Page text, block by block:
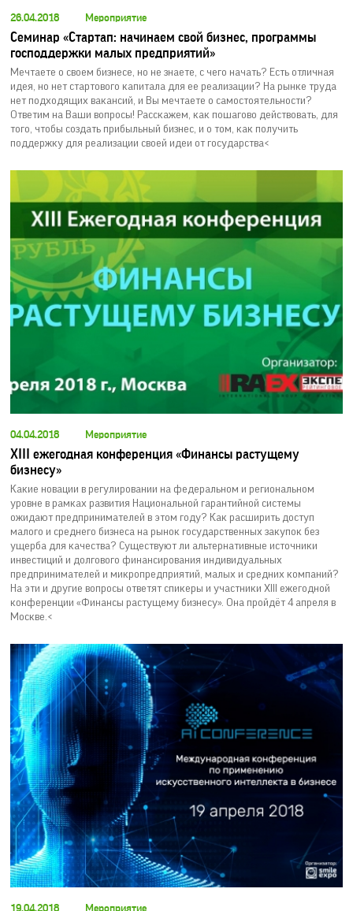
26.04.2018 Мероприятие
Семинар «Стартап: начинаем свой бизнес, программы
господдержки малых предприятий»
Мечтаете о своем бизнесе, но не знаете, с чего начать? Есть отличная
идея, но нет стартового капитала для ее реализации? На рынке труда
нет подходящих вакансий, и Вы мечтаете о самостоятельности?
Ответим на Ваши вопросы! Расскажем, как пошагово действовать, для
того, чтобы создать прибыльный бизнес, и о том, как получить
поддержку для реализации своей идеи от государства<
04.04.2018 Мероприятие
XIII ежегодная конференция «Финансы растущему
бизнесу»
Какие новации в регулировании на федеральном и региональном
уровне в рамках развития Национальной гарантийной системы
ожидают предпринимателей в этом году? Как расширить доступ
малого и среднего бизнеса на рынок государственных закупок без
ущерба для качества? Существуют ли альтернативные источники
инвестиций и долгового финансирования индивидуальных
предпринимателей и микропредприятий, малых и средних компаний?
На эти и другие вопросы ответят спикеры и участники XIII ежегодной
конференции «Финансы растущему бизнесу». Она пройдёт 4 апреля в
Москве.<
19.04.2018 Мероприятие